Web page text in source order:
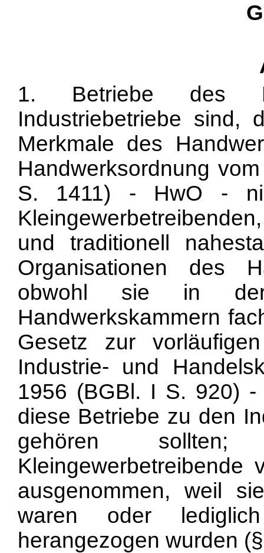
1. Betriebe des
Industriebetriebe sind,
Merkmale des
Handwerksordnung
S. 1411) - HwO -
und traditionell
Organisationen des
obwohl sie in
Handwerkskammern
Gesetz zur
Industrie- und
1956 (BGBl. I S. 920)
diese Betriebe zu den
gehören
Kleingewerbetreibende
ausgenommen, weil
waren oder
herangezogen wurden